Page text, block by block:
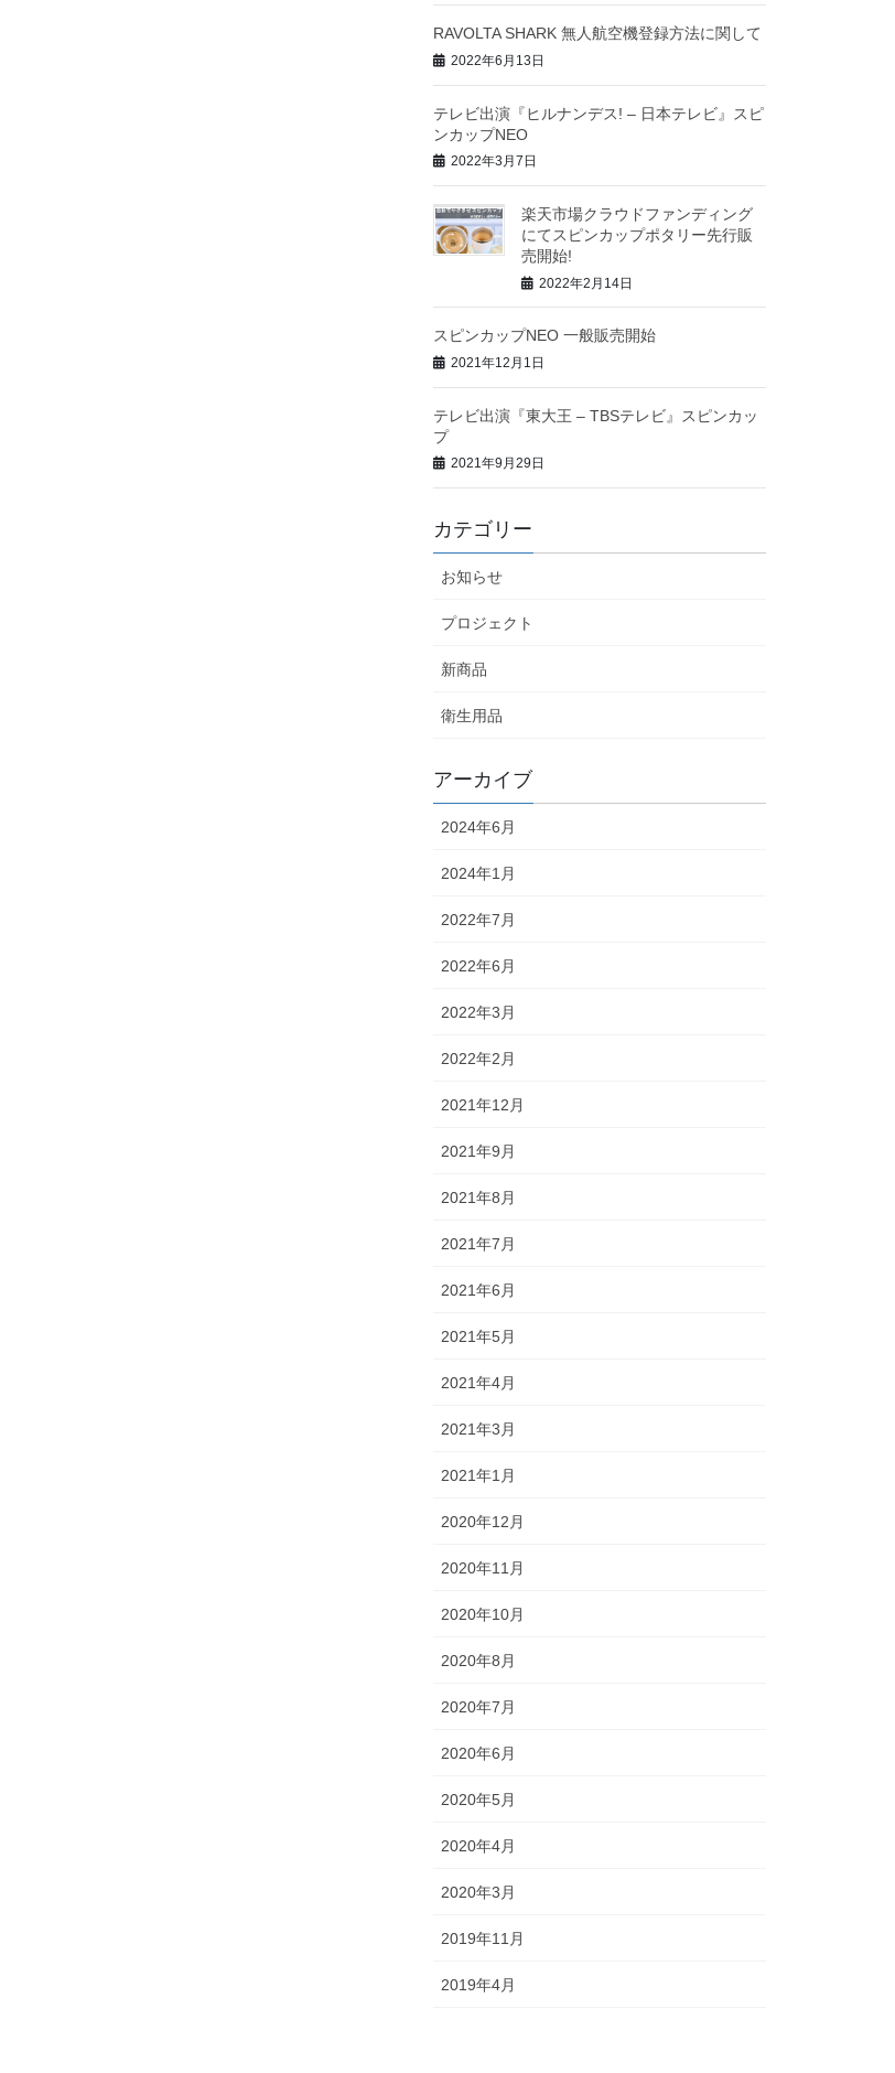
RAVOLTA SHARK 無人航空機登録方法に関して
2022年6月13日
テレビ出演『ヒルナンデス! – 日本テレビ』スピ
ンカップNEO
2022年3月7日
楽天市場クラウドファンディング
にてスピンカップポタリー先行販
売開始!
2022年2月14日
スピンカップNEO 一般販売開始
2021年12月1日
テレビ出演『東大王 – TBSテレビ』スピンカッ
プ
2021年9月29日
カテゴリー
お知らせ
プロジェクト
新商品
衛生用品
アーカイブ
2024年6月
2024年1月
2022年7月
2022年6月
2022年3月
2022年2月
2021年12月
2021年9月
2021年8月
2021年7月
2021年6月
2021年5月
2021年4月
2021年3月
2021年1月
2020年12月
2020年11月
2020年10月
2020年8月
2020年7月
2020年6月
2020年5月
2020年4月
2020年3月
2019年11月
2019年4月